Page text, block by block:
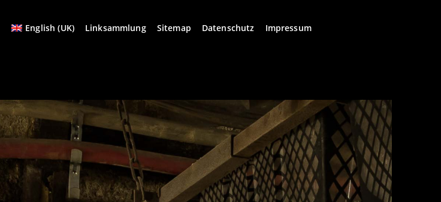
English (UK) Linksammlung Sitemap Datenschutz Impressum